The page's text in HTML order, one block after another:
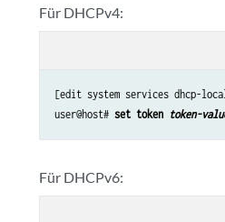
Für DHCPv4:
[edit system services dhcp-
user@host# set token token-
Für DHCPv6: